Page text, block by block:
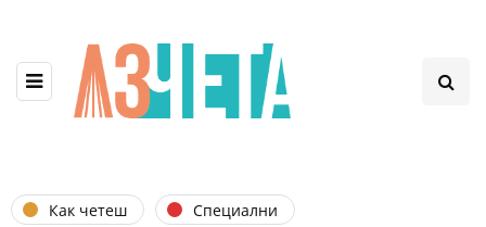
Как четеш Специални